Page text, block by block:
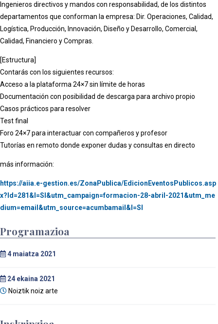
Ingenieros directivos y mandos con responsabilidad, de los distintos
departamentos que conforman la empresa: Dir. Operaciones, Calidad,
Logística, Producción, Innovación, Diseño y Desarrollo, Comercial,
Calidad, Financiero y Compras.
[Estructura]
Contarás con los siguientes recursos:
Acceso a la plataforma 24×7 sin límite de horas
Documentación con posibilidad de descarga para archivo propio
Casos prácticos para resolver
Test final
Foro 24×7 para interactuar con compañeros y profesor
Tutorías en remoto donde exponer dudas y consultas en directo
más información:
https://aiia.e-gestion.es/ZonaPublica/EdicionEventosPublicos.asp
x?Id=281&I=SI&utm_campaign=formacion-28-abril-2021&utm_me
dium=email&utm_source=acumbamail&I=SI
Programazioa
4 maiatza 2021
24 ekaina 2021
Noiztik noiz arte